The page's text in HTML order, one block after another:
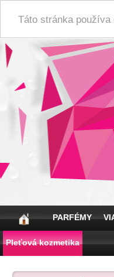
Táto stránka
PARFÉMY
Pleťová kozmetika